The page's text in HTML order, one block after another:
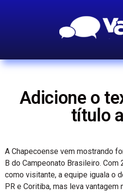
Adicione o
título
A Chapecoense vem mostrando
B do Campeonato Brasileiro.
como visitante, a equipe iguala o
PR e Coritiba, mas leva